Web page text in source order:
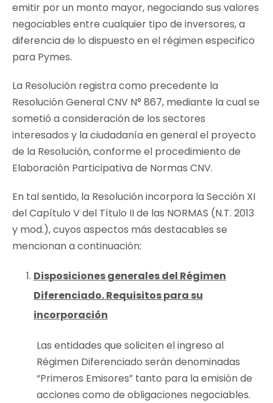
emitir por un monto mayor, negociando sus valores
negociables entre cualquier tipo de inversores, a
diferencia de lo dispuesto en el régimen especifico
para Pymes.
La Resolución registra como precedente la
Resolución General CNV N° 867, mediante la cual se
sometió a consideración de los sectores
interesados y la ciudadanía en general el proyecto
de la Resolución, conforme el procedimiento de
Elaboración Participativa de Normas CNV.
En tal sentido, la Resolución incorpora laSección XI
del Capítulo V del Título II de las NORMAS (N.T. 2013
y mod.), cuyos aspectos más destacables se
mencionan a continuación:
Disposiciones generales del Régimen
Diferenciado. Requisitos para su
incorporación
Las entidades que soliciten el ingreso al
Régimen Diferenciado serán denominadas
“Primeros Emisores” tanto para la emisión de
acciones como de obligaciones negociables.